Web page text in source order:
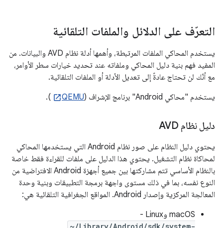
التعرّف على الدلائل والملفات التلقائية
يستخدم المحاكي الملفات المرتبطة، وأهمها أدلة نظام AVD والبيانات. من
المفيد فهم بنية دليل المحاكي وملفاته عند تحديد خيارات سطر الأوامر،
مع أنّك لن تحتاج عادةً إلى تعديل الأدلة أو الملفات التلقائية.
يستخدم "محاكي Android" برنامج الإشراف (
QEMU
).
دليل نظام AVD
يحتوي دليل النظام على صور نظام Android التي يستخدمها المحاكي
لمحاكاة نظام التشغيل. يحتوي هذا الدليل على ملفات للقراءة فقط خاصة
بالنظام الأساسي تتم مشاركتها بين جميع أجهزة Android الافتراضية من
النوع نفسه، بما في ذلك مستوى واجهة برمجة التطبيقات وبنية وحدة
المعالجة المركزية وإصدار Android. المواقع الجغرافية التلقائية هي:
‫macOS وLinux -